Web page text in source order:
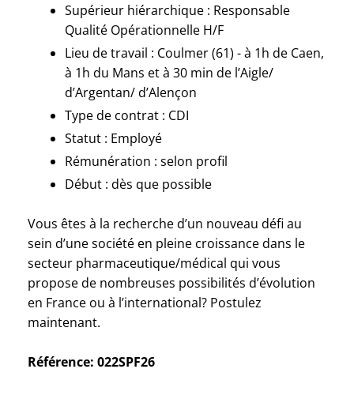
Supérieur hiérarchique : Responsable
Qualité Opérationnelle H/F
Lieu de travail : Coulmer (61) - à 1h de Caen,
à 1h du Mans et à 30 min de l’Aigle/
d’Argentan/ d’Alençon
Type de contrat : CDI
Statut : Employé
Rémunération : selon profil
Début : dès que possible
Vous êtes à la recherche d’un nouveau défi au
sein d’une société en pleine croissance dans le
secteur pharmaceutique/médical qui vous
propose de nombreuses possibilités d’évolution
en France ou à l’international? Postulez
maintenant.
Référence: 022SPF26